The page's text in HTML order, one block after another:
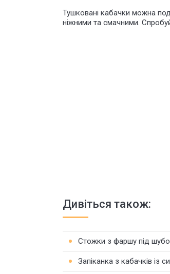
Тушковані кабачки можна
ніжними та смачними.
Дивіться також:
Стожки з фаршу під
Запіканка з кабачків із